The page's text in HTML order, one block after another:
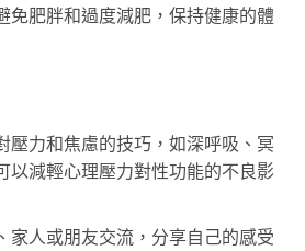
免肥胖和過度減肥，保持健康的體
壓力和焦慮的技巧，如深呼吸、冥
以減輕心理壓力對性功能的不良影
家人或朋友交流，分享自己的感受